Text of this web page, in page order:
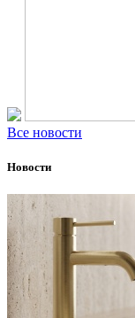
Все новости
Новости